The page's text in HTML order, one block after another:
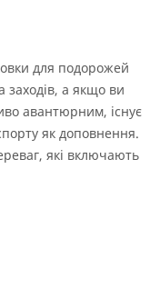
для подорожей
заходів, а якщо ви
авантюрним, існує
як доповнення.
які включають